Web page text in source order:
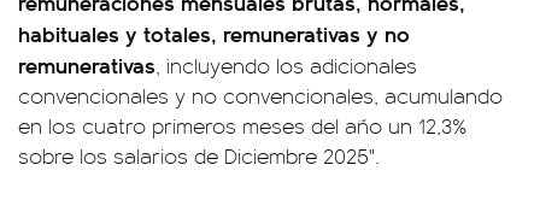
habituales y totales, remunerativas y no
remunerativas, incluyendo los adicionales
convencionales y no convencionales, acumulando
en los cuatro primeros meses del año un 12,3%
sobre los salarios de Diciembre 2025".